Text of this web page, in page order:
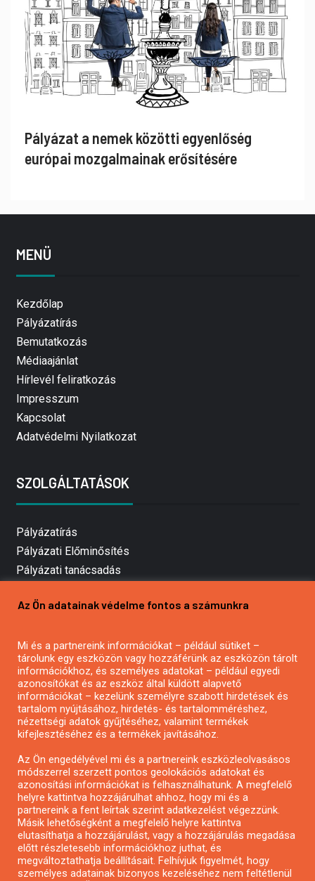
Pályázat a nemek közötti egyenlőség
európai mozgalmainak erősítésére
MENÜ
Kezdőlap
Pályázatírás
Bemutatkozás
Médiaajánlat
Hírlevél feliratkozás
Impresszum
Kapcsolat
Adatvédelmi Nyilatkozat
SZOLGÁLTATÁSOK
Pályázatírás
Pályázati Előminősítés
Pályázati tanácsadás
Mezőgazdasági pályázatírás
Pályázatírás civil szervezeteknek
Pályázatírás önkormányzatoknak
Pályázatfigyelés
Specifikus pályázatfigyelés vagy hírlevél
Pályázatok magánszemélyeknek
Pályázatok civil szervezeteknek
Pályázatok vállalkozásoknak
Önkormányzati pályázatok
Mezőgazdasági pályázatok
Az Ön adatainak védelme fontos a számunkra
Mi és a partnereink információkat – például sütiket –
tárolunk egy eszközön vagy hozzáférünk az eszközön tárolt
információkhoz, és személyes adatokat – például egyedi
azonosítókat és az eszköz által küldött alapvető
információkat – kezelünk személyre szabott hirdetések és
tartalom nyújtásához, hirdetés- és tartalomméréshez,
nézettségi adatok gyűjtéséhez, valamint termékek
kifejlesztéséhez és a termékek javításához.
Az Ön engedélyével mi és a partnereink eszközleolvasásos
módszerrel szerzett pontos geolokációs adatokat és
azonosítási információkat is felhasználhatunk. A megfelelő
helyre kattintva hozzájárulhat ahhoz, hogy mi és a
partnereink a fent leírtak szerint adatkezelést végezzünk.
Másik lehetőségként a megfelelő helyre kattintva
elutasíthatja a hozzájárulást, vagy a hozzájárulás megadása
előtt részletesebb információkhoz juthat, és
megváltoztathatja beállításait. Felhívjuk figyelmét, hogy
személyes adatainak bizonyos kezeléséhez nem feltétlenül